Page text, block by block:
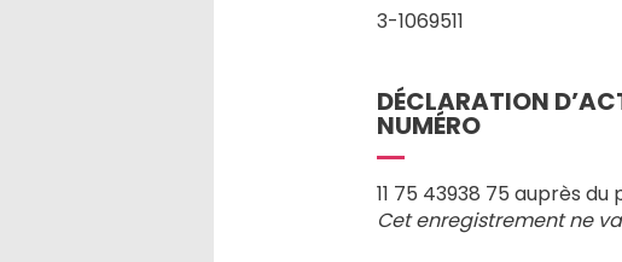
3-1069511
DÉCLARATION
NUMÉRO
11 75 43938 75 auprès
Cet enregistrement ne